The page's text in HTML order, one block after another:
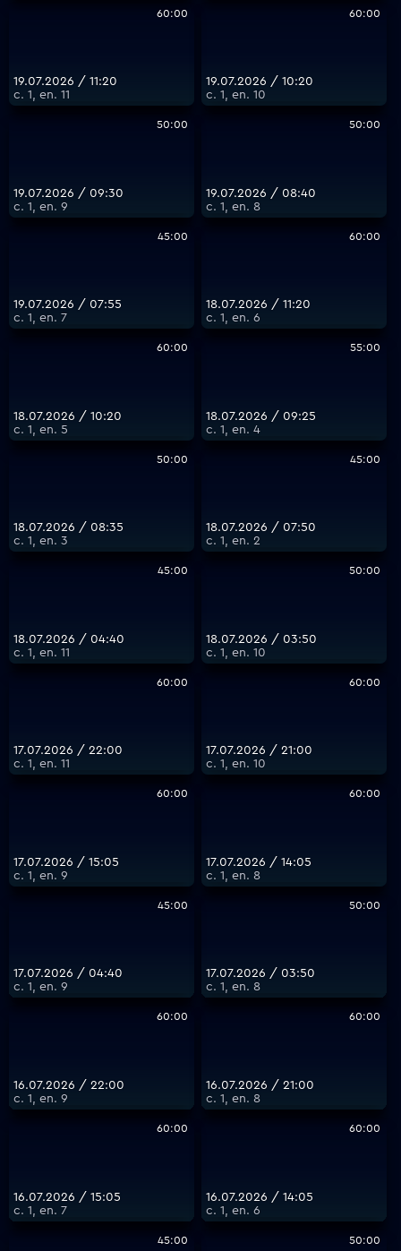
60:00
19.07.2026 / 11:20
с. 1, еп. 11
60:00
19.07.2026 / 10:20
с. 1, еп. 10
50:00
19.07.2026 / 09:30
с. 1, еп. 9
50:00
19.07.2026 / 08:40
с. 1, еп. 8
45:00
19.07.2026 / 07:55
с. 1, еп. 7
60:00
18.07.2026 / 11:20
с. 1, еп. 6
60:00
18.07.2026 / 10:20
с. 1, еп. 5
55:00
18.07.2026 / 09:25
с. 1, еп. 4
50:00
18.07.2026 / 08:35
с. 1, еп. 3
45:00
18.07.2026 / 07:50
с. 1, еп. 2
45:00
18.07.2026 / 04:40
с. 1, еп. 11
50:00
18.07.2026 / 03:50
с. 1, еп. 10
60:00
17.07.2026 / 22:00
с. 1, еп. 11
60:00
17.07.2026 / 21:00
с. 1, еп. 10
60:00
17.07.2026 / 15:05
с. 1, еп. 9
60:00
17.07.2026 / 14:05
с. 1, еп. 8
45:00
17.07.2026 / 04:40
с. 1, еп. 9
50:00
17.07.2026 / 03:50
с. 1, еп. 8
60:00
16.07.2026 / 22:00
с. 1, еп. 9
60:00
16.07.2026 / 21:00
с. 1, еп. 8
60:00
16.07.2026 / 15:05
с. 1, еп. 7
60:00
16.07.2026 / 14:05
с. 1, еп. 6
45:00 50:00